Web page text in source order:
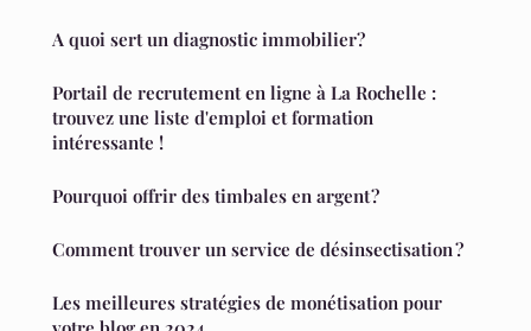
A quoi sert un diagnostic immobilier?
Portail de recrutement en ligne à La Rochelle :
trouvez une liste d'emploi et formation
intéressante !
Pourquoi offrir des timbales en argent ?
Comment trouver un service de désinsectisation ?
Les meilleures stratégies de monétisation pour